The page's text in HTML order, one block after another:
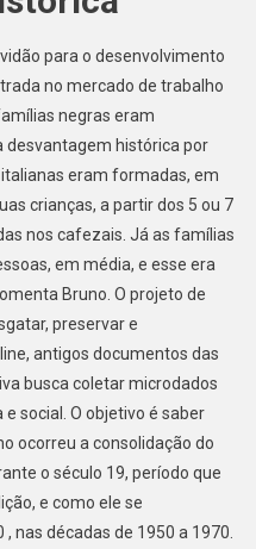
para o desenvolvimento
no mercado de trabalho
negras eram
desvantagem histórica por
eram formadas, em
crianças, a partir dos 5 ou 7
nos cafezais. Já as famílias
em média, e esse era
Bruno. O projeto de
preservar e
antigos documentos das
busca coletar microdados
social. O objetivo é saber
ocorreu a consolidação do
o século 19, período que
e como ele se
nas décadas de 1950 a 1970.